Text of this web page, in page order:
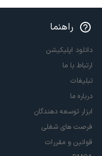
راهنما
دانلود اپلیکیشن
ارتباط با ما
تبلیغات
درباره ما
ابزار توسعه دهندگان
فرصت های شغلی
قوانین و مقررات